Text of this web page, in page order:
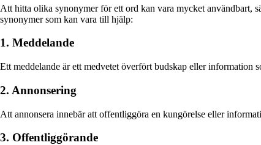
Att hitta olika synonymer för ett ord kan vara mycket användbart,
synonymer som kan vara till hjälp:
1. Meddelande
Ett meddelande är ett medvetet överfört budskap eller information
2. Annonsering
Att annonsera innebär att offentliggöra en kungörelse eller
3. Offentliggörande